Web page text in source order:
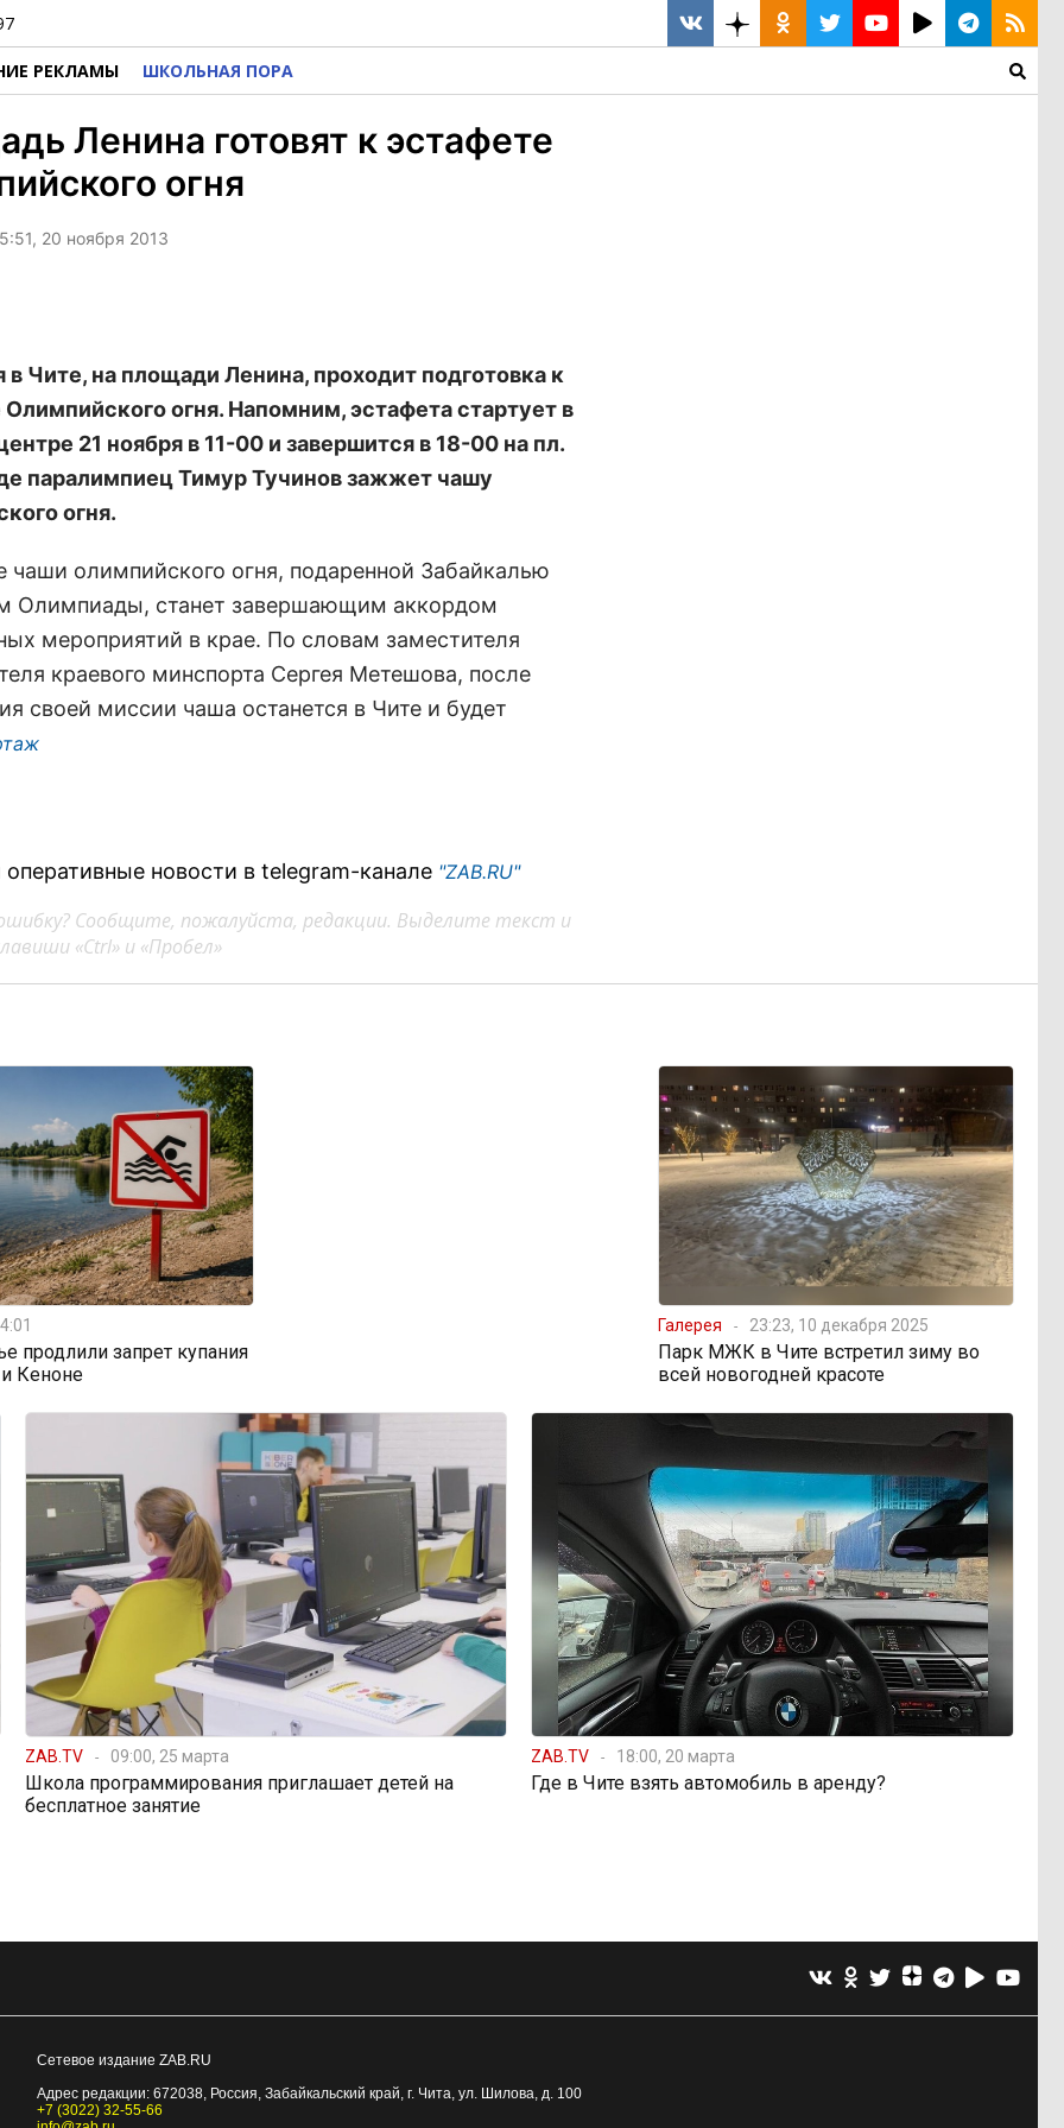
РЕКЛАМЫ ШКОЛЬНАЯ ПОРА
Ленина готовят к эстафете
огня
20 ноября 2013
в Чите, на площади Ленина, проходит подготовка к
огня. Напомним, эстафета стартует в
21 ноября в 11-00 и завершится в 18-00 на пл.
паралимпиец Тимур Тучинов зажжет чашу
огня.
чаши олимпийского огня, подаренной Забайкалью
Олимпиады, станет завершающим аккордом
мероприятий в крае. По словам заместителя
краевого минспорта Сергея Метешова, после
своей миссии чаша останется в Чите и будет
новости в telegram-канале "ZAB.RU"
Сообщите, пожалуйста, редакции. Выделите текст и
«Ctrl» и «Пробел»
продлили запрет купания
Кеноне
Галерея 23:23, 10 декабря 2025
Парк МЖК в Чите встретил зиму во
всей новогодней красоте
ZAB.TV 09:00, 25 марта
Школа программирования приглашает детей на
бесплатное занятие
ZAB.TV 18:00, 20 марта
Где в Чите взять автомобиль в аренду?
Сетевое издание ZAB.RU
Адрес редакции: 672038, Россия, Забайкальский край, г. Чита, ул. Шилова, д. 100
+7 (3022) 32-55-66